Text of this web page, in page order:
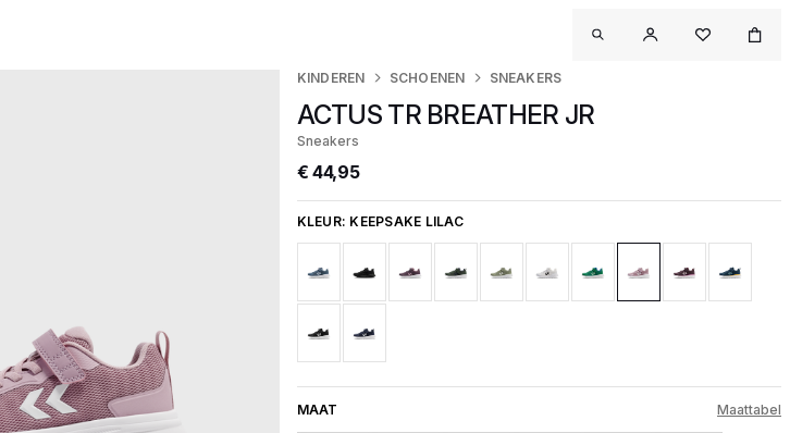
KINDEREN SCHOENEN SNEAKERS
ACTUS TR BREATHER JR
Sneakers
€ 44,95
KLEUR: KEEPSAKE LILAC
MAAT Maattabel